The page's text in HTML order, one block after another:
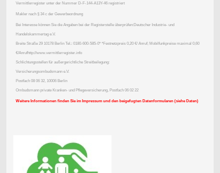
Vermittlerregister unter der Nummer D-F-144-A13Y-46 registriert
Makler nach § 34 c der Gewerbeordnung
Bei Interesse können Sie die Angaben bei der Registerstelle überprüfen:Deutscher Industrie- und
Handelskammertag e.V.
Breite Straße 29 10178 Berlin Tel.: 0180-600-585-0* *Festnetzpreis 0,20 €/ Anruf; Mobilfunkpreise maximal 0,60
€/Anrufhttp://www.vermittlerregister.info
Schlichtungsstellen für außergerichtliche Streitbeilegung:
Versicherungsombudsmann e.V.
Postfach 08 06 32, 10006 Berlin
Ombudsmann private Kranken- und Pflegeversicherung, Postfach 06 02 22
Weitere Informationen finden Sie im Impressum und den beigefugten Datenformularen (siehe Daten)